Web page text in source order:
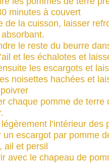
minutes à couvert
de la cuisson, laisser
le reste du beurre
et les échalotes et
les escargots et
noisettes hachées et
chaque pomme de
l’intérieur des
un escargot par pomme
ail et persil
avec le chapeau de